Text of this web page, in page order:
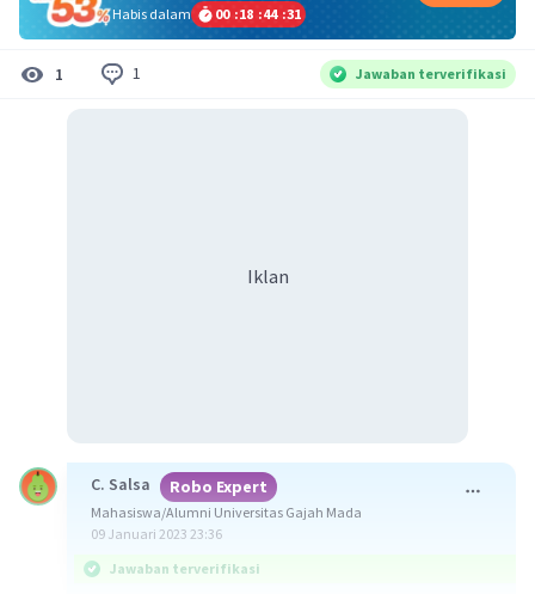
Habis dalam
00 :18 :44 :30
1 1 Jawaban terverifikasi
Iklan
C. Salsa Robo Expert
Mahasiswa/Alumni Universitas Gajah Mada
09 Januari 2023 23:36
Jawaban terverifikasi